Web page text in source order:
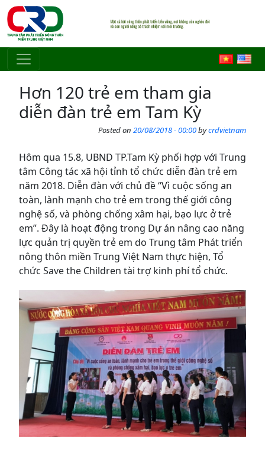
Skip to main content
Hơn 120 trẻ em tham gia
diễn đàn trẻ em Tam Kỳ
Posted on 20/08/2018 - 00:00bycrdvietnam
Hôm qua 15.8, UBND TP.Tam Kỳ phối hợp với Trung
tâm Công tác xã hội tỉnh tổ chức diễn đàn trẻ em
năm 2018. Diễn đàn với chủ đề “Vì cuộc sống an
toàn, lành mạnh cho trẻ em trong thế giới công
nghệ số, và phòng chống xâm hại, bạo lực ở trẻ
em”. Đây là hoạt động trong Dự án nâng cao năng
lực quản trị quyền trẻ em do Trung tâm Phát triển
nông thôn miền Trung Việt Nam thực hiện, Tổ
chức Save the Children tài trợ kinh phí tổ chức.